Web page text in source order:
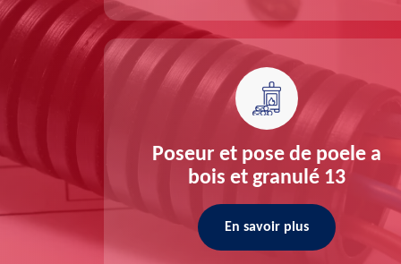
13
Poseur et pose de poele a
bois et granulé 13
En savoir plus